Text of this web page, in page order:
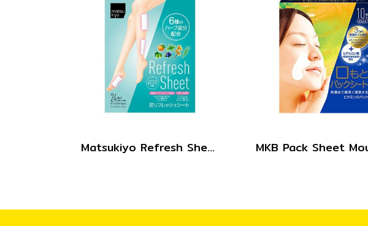
Matsukiyo Refresh Sheet 24pcs.